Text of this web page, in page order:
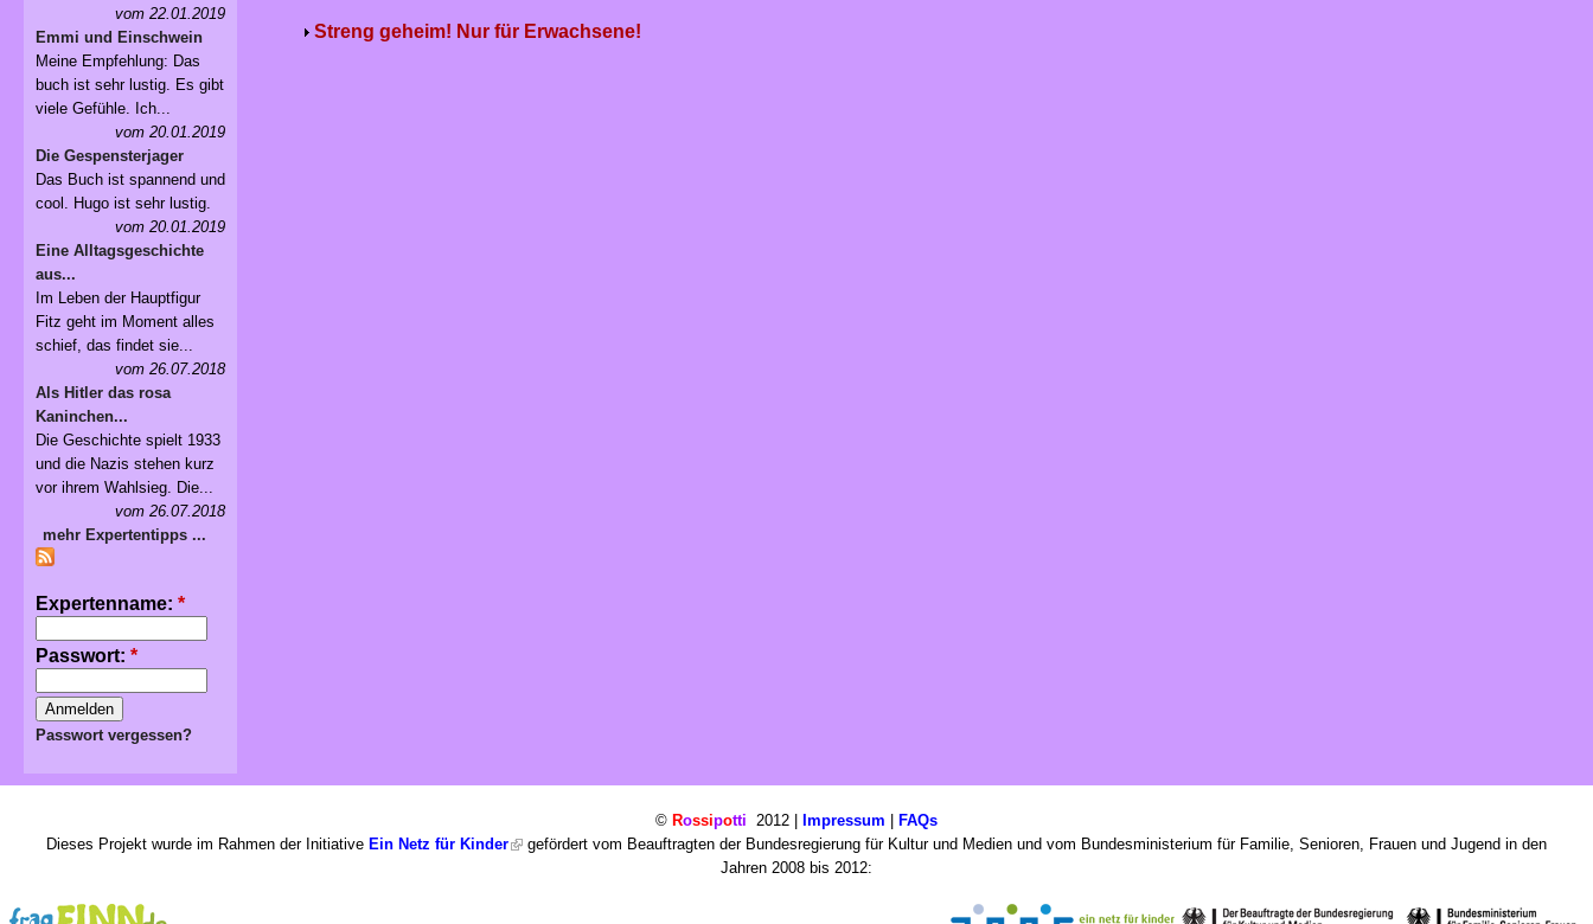
Streng geheim! Nur für Erwachsene!
vom 22.01.2019
Emmi und Einschwein
Meine Empfehlung: Das
buch ist sehr lustig. Es gibt
viele Gefühle. Ich...
vom 20.01.2019
Die Gespensterjager
Das Buch ist spannend und
cool. Hugo ist sehr lustig.
vom 20.01.2019
Eine Alltagsgeschichte
aus...
Im Leben der Hauptfigur
Fitz geht im Moment alles
schief, das findet sie...
vom 26.07.2018
Als Hitler das rosa
Kaninchen...
Die Geschichte spielt 1933
und die Nazis stehen kurz
vor ihrem Wahlsieg. Die...
vom 26.07.2018
mehr Expertentipps ...
Expertenname: *
Passwort: *
Passwort vergessen?
© Rossipotti 2012 | Impressum
FAQs
Dieses Projekt wurde im Rahmen der Initiative Ein Netz für Kinder
gefördert vom Beauftragten der Bundesregierung für Kultur und Medien und vom Bundesministerium für Familie, Senioren, Frauen und Jugend in den
Jahren 2008 bis 2012: